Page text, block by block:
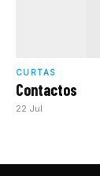
CURTAS
Contactos
22 Jul